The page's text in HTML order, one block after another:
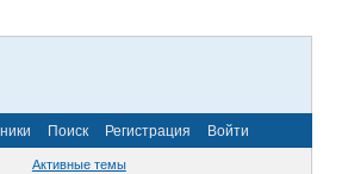
Поиск Регистрация Войти
Активные темы